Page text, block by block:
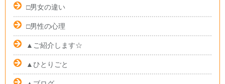
□男女の違い
□男性の心理
▲ご紹介します☆
▲ひとりごと